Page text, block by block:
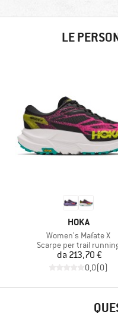
LE
MARCHIO
HOKA
Articolo
Women's Mafate X
Gruppo di prodotti
Scarpe per trail
Prezzo
da 213,70 €
0,0(0)